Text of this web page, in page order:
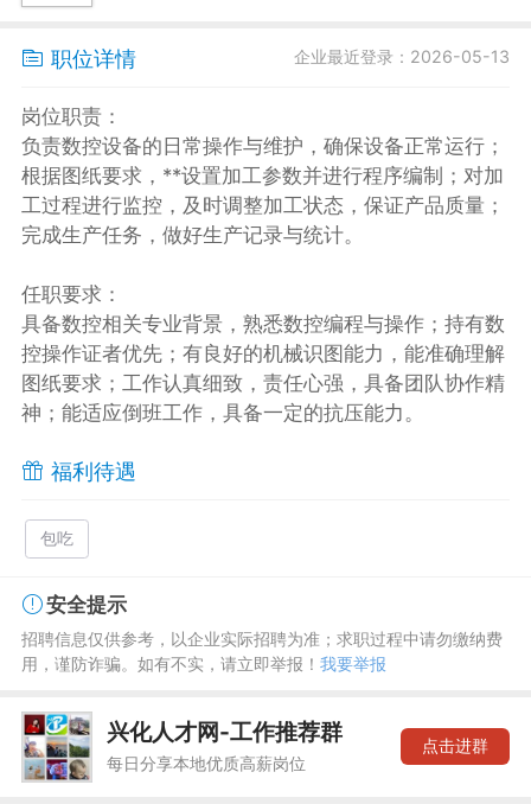
职位详情 企业最近登录：2026-05-13
岗位职责：
负责数控设备的日常操作与维护，确保设备正常运行；
根据图纸要求，**设置加工参数并进行程序编制；对加
工过程进行监控，及时调整加工状态，保证产品质量；
完成生产任务，做好生产记录与统计。
任职要求：
具备数控相关专业背景，熟悉数控编程与操作；持有数
控操作证者优先；有良好的机械识图能力，能准确理解
图纸要求；工作认真细致，责任心强，具备团队协作精
神；能适应倒班工作，具备一定的抗压能力。
福利待遇
包吃
安全提示
招聘信息仅供参考，以企业实际招聘为准；求职过程中请勿缴纳费
用，谨防诈骗。如有不实，请立即举报！ 我要举报
兴化人才网-工作推荐群
每日分享本地优质高薪岗位
点击进群